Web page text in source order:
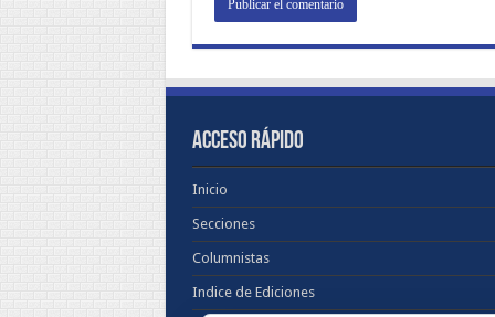
ACCESO RÁPIDO
Inicio
Secciones
Columnistas
Indice de Ediciones